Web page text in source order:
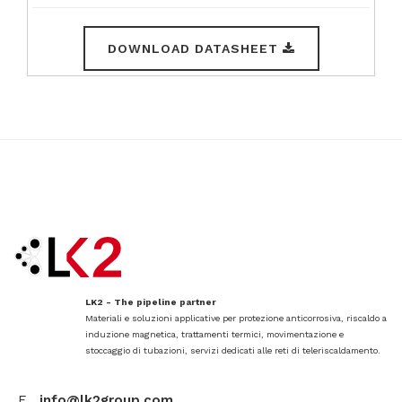
DOWNLOAD DATASHEET
LK2 - The pipeline partner
Materiali e soluzioni applicative per protezione anticorrosiva, riscaldo a
induzione magnetica, trattamenti termici, movimentazione e
stoccaggio di tubazioni, servizi dedicati alle reti di teleriscaldamento.